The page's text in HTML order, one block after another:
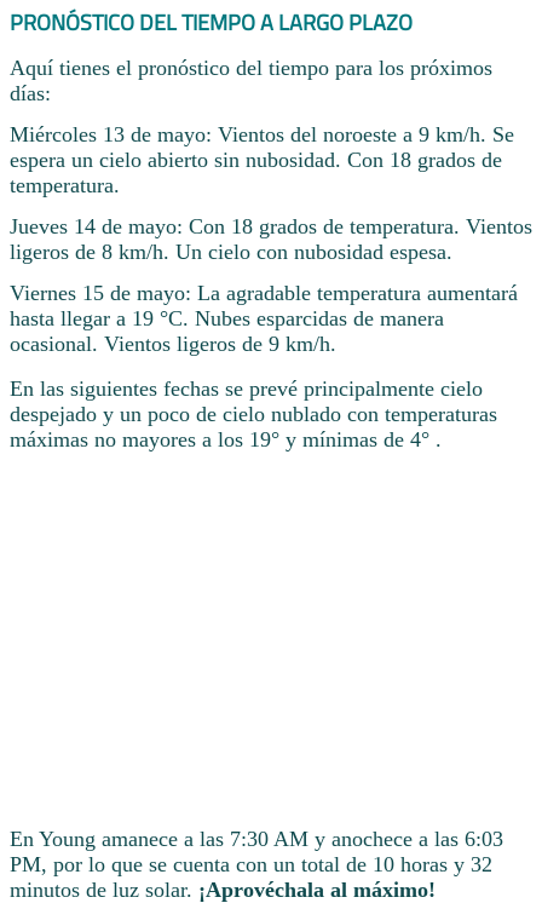
PRONÓSTICO DEL TIEMPO A LARGO PLAZO
Aquí tienes el pronóstico del tiempo para los próximos
días:
Miércoles 13 de mayo: Vientos del noroeste a 9 km/h. Se
espera un cielo abierto sin nubosidad. Con 18 grados de
temperatura.
Jueves 14 de mayo: Con 18 grados de temperatura. Vientos
ligeros de 8 km/h. Un cielo con nubosidad espesa.
Viernes 15 de mayo: La agradable temperatura aumentará
hasta llegar a 19 °C. Nubes esparcidas de manera
ocasional. Vientos ligeros de 9 km/h.
En las siguientes fechas se prevé principalmente cielo
despejado y un poco de cielo nublado con temperaturas
máximas no mayores a los 19° y mínimas de 4° .
En Young amanece a las 7:30 AM y anochece a las 6:03
PM, por lo que se cuenta con un total de 10 horas y 32
minutos de luz solar. ¡Aprovéchala al máximo!